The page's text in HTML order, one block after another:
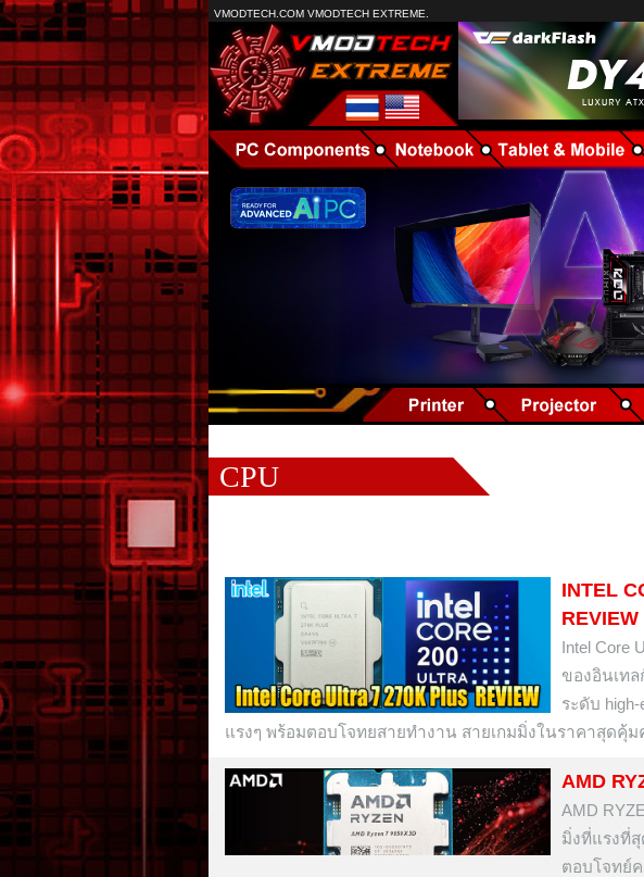
VMODTECH.COM VMODTECH EXTREME.
CPU
INTEL
REVIEW
Intel Core
ของอินเท
ระดับ
แรงๆ พร้อมตอบโจทยสายทำงาน สายเกมมิ่งในราคาสุดคุ้
AMD
AMD
มิ่งที่แรงที่
ตอบโจทย์ค